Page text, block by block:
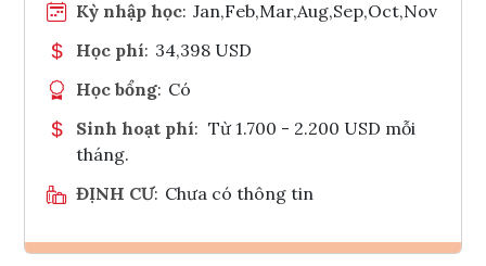
Kỳ nhập học: Jan,Feb,Mar,Aug,Sep,Oct,Nov
Học phí: 34,398 USD
Học bổng: Có
Sinh hoạt phí: Từ 1.700 - 2.200 USD mỗi
tháng.
ĐỊNH CƯ: Chưa có thông tin